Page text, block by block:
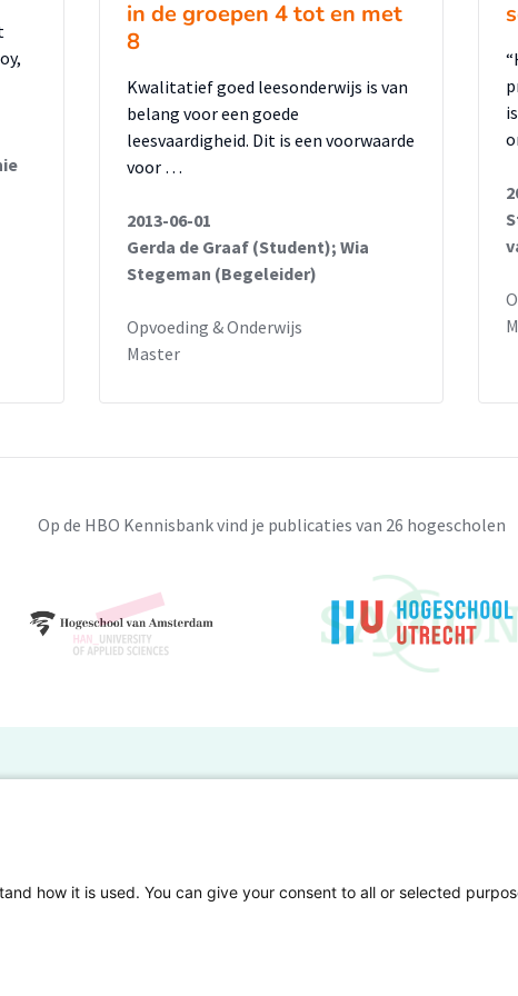
komt naar voren als de meest effectieve
de minste begrijpend leestijd bevat, veel
weinig aandacht heeft voor zelfstandige
vanaf groep 4, naar groep 7-8. Deze
methode, waarin belangrijke
het feit, dat vier jaar geleden het
leerlingen vanaf groep 6 hebben hier
leesontwikkeling.
in de groepen 4 tot en met
8
Kwalitatief goed leesonderwijs is van
belang voor een goede
leesvaardigheid. Dit is een voorwaarde
voor …
2013-06-01
Gerda de Graaf (Student); Wia
Stegeman (Begeleider)
Opvoeding & Onderwijs
Master
Op de HBO Kennisbank vind je publicaties van 26 hogescholen
Eigen onderzoek publiceren
Veelgestelde vragen
how it is used. You can give your consent to all or selected